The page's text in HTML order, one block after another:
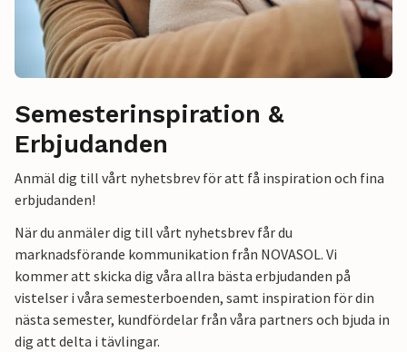
Semesterinspiration &
Erbjudanden
Anmäl dig till vårt nyhetsbrev för att få inspiration och fina
erbjudanden!
När du anmäler dig till vårt nyhetsbrev får du
marknadsförande kommunikation från NOVASOL. Vi
kommer att skicka dig våra allra bästa erbjudanden på
vistelser i våra semesterboenden, samt inspiration för din
nästa semester, kundfördelar från våra partners och bjuda in
dig att delta i tävlingar.